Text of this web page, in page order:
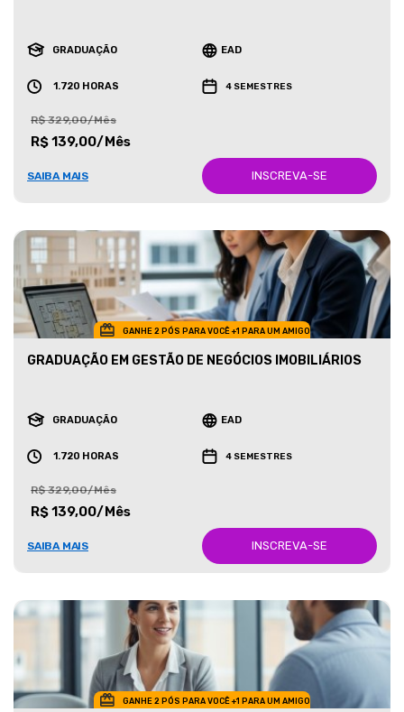
GRADUAÇÃO EAD
1.720 HORAS 4 SEMESTRES
R$ 329,00/Mês
R$ 139,00/Mês
SAIBA MAIS INSCREVA-SE
GANHE 2 PÓS PARA VOCÊ +1 PARA UM AMIGO
GRADUAÇÃO EM GESTÃO DE NEGÓCIOS IMOBILIÁRIOS
GRADUAÇÃO EAD
1.720 HORAS 4 SEMESTRES
R$ 329,00/Mês
R$ 139,00/Mês
SAIBA MAIS INSCREVA-SE
GANHE 2 PÓS PARA VOCÊ +1 PARA UM AMIGO